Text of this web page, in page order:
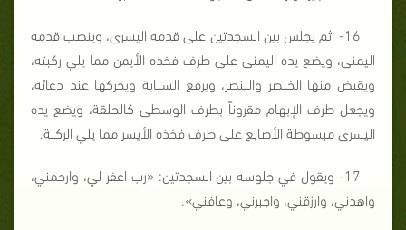
16- ثم يجلس بين السجدتين على قدمه اليسرى، وينصب قدمه
اليمنى، ويضع يده اليمنى على طرف فخذه الأيمن مما يلي ركبته،
ويقبض منها الخنصر والبنصر، ويرفع السبابة ويحركها عند دعائه،
ويجعل طرف الإبهام مقروناً بطرف الوسطى كالحلقة، ويضع يده
اليسرى مبسوطة الأصابع على طرف فخذه الأيسر مما يلي الركبة.
17- ويقول في جلوسه بين السجدتين: «رب اغفر لي، وارحمني،
واهدني، وارزقني، واجبرني، وعافني».